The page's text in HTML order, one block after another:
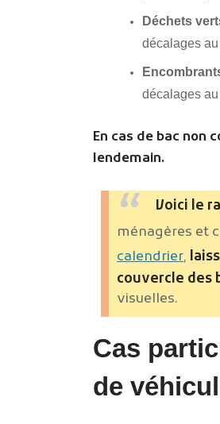
Déchets
décalages
décalages
En cas de bac non
lendemain.
Voici le
ménagères et
calendrier,
couvercle des
visuelles.
Cas
de